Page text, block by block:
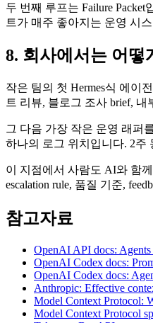
두 번째 루프는 Failure
트가 매주 좋아지는 운영 시
8. 회사에서는 어떻
작은 팀의 첫 Hermes식 에이
트 리뷰, 블로그 조사 brief, 내
그 다음 가장 작은 운영 래퍼
하나의 로그 위치입니다. 2주
이 지점에서 사람도 AI와 함
escalation rule, 품질 기준,
참고자료
OpenAI API docs:
OpenAI Codex docs:
OpenAI Codex docs:
Anthropic: Effective
Model Context Protocol:
Model Context Protocol